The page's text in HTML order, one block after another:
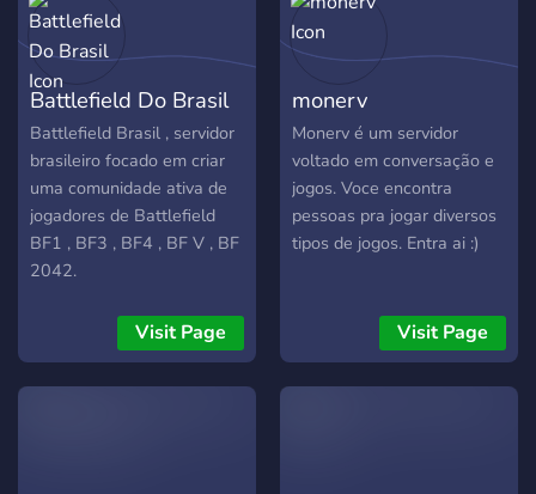
mods e tudo relacionado ao
Sonic FNF. 🗨️ Chats
divertidos e uma
comunidade amigável. 🎉
Eventos, desafios e muito
mais! 💙 Seja você um fã
veterano ou alguém que
acabou de descobrir o
Sonic, aqui é o lugar para
curtir, socializar e fazer
juntar a nós e fazer parte
da família Sonic Cafeteria!
Battlefield Do Brasil
Battlefield Brasil , servidor
brasileiro focado em criar
uma comunidade ativa de
jogadores de Battlefield
BF1 , BF3 , BF4 , BF V , BF
2042.
Visit Page
monerv
Monerv é um servidor
voltado em conversação e
jogos. Voce encontra
pessoas pra jogar diversos
tipos de jogos. Entra ai :)
Visit Page